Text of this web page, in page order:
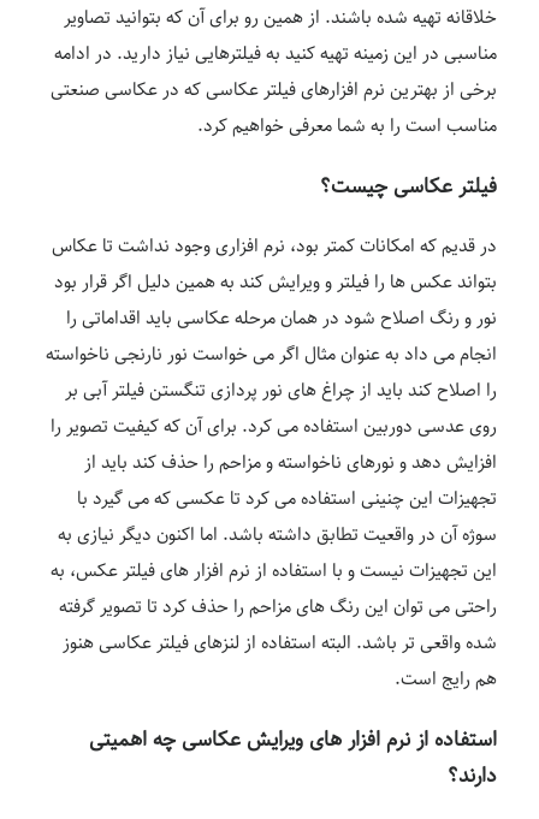
خلاقانه تهیه شده باشند. از همین رو برای آن که بتوانید تصاویر
مناسبی در این زمینه تهیه کنید به فیلترهایی نیاز دارید. در ادامه
برخی از بهترین نرم افزارهای فیلتر عکاسی که در عکاسی صنعتی
مناسب است را به شما معرفی خواهیم کرد.
فیلتر عکاسی چیست؟
در قدیم که امکانات کمتر بود، نرم افزاری وجود نداشت تا عکاس
بتواند عکس ها را فیلتر و ویرایش کند به همین دلیل اگر قرار بود
نور و رنگ اصلاح شود در همان مرحله عکاسی باید اقداماتی را
انجام می داد به عنوان مثال اگر می خواست نور نارنجی ناخواسته
را اصلاح کند باید از چراغ های نور پردازی تنگستن فیلتر آبی بر
روی عدسی دوربین استفاده می کرد. برای آن که کیفیت تصویر را
افزایش دهد و نورهای ناخواسته و مزاحم را حذف کند باید از
تجهیزات این چنینی استفاده می کرد تا عکسی که می گیرد با
سوژه آن در واقعیت تطابق داشته باشد. اما اکنون دیگر نیازی به
این تجهیزات نیست و با استفاده از نرم افزار های فیلتر عکس، به
راحتی می توان این رنگ های مزاحم را حذف کرد تا تصویر گرفته
شده واقعی تر باشد. البته استفاده از لنزهای فیلتر عکاسی هنوز
هم رایج است.
استفاده از نرم افزار های ویرایش عکاسی چه اهمیتی
دارند؟